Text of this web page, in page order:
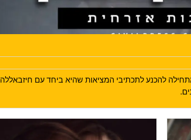
להכנע לתכתיבי המציאות שהיא ביחד עם חיזבאללה